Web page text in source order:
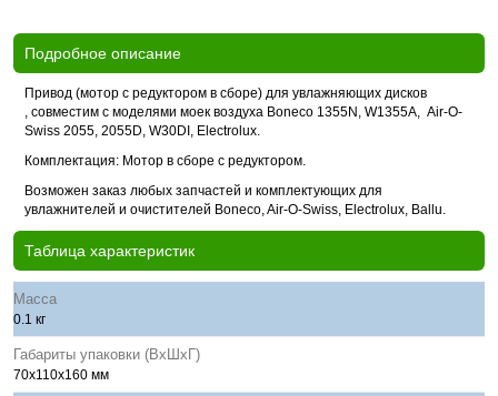
Подробное описание
Привод (мотор с редуктором в сборе) для увлажняющих дисков
, совместим с моделями моек воздуха Boneco 1355N, W1355A, Air-O-
Swiss 2055, 2055D, W30DI, Electrolux.
Комплектация: Мотор в сборе с редуктором.
Возможен заказ любых запчастей и комплектующих для
увлажнителей и очистителей Boneco, Air-O-Swiss, Electrolux, Ballu.
Таблица характеристик
Масса
0.1 кг
Габариты упаковки (ВхШхГ)
70х110х160 мм